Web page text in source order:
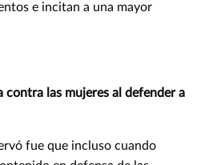
e incitan a una mayor
contra las mujeres al defender a
fue que incluso cuando